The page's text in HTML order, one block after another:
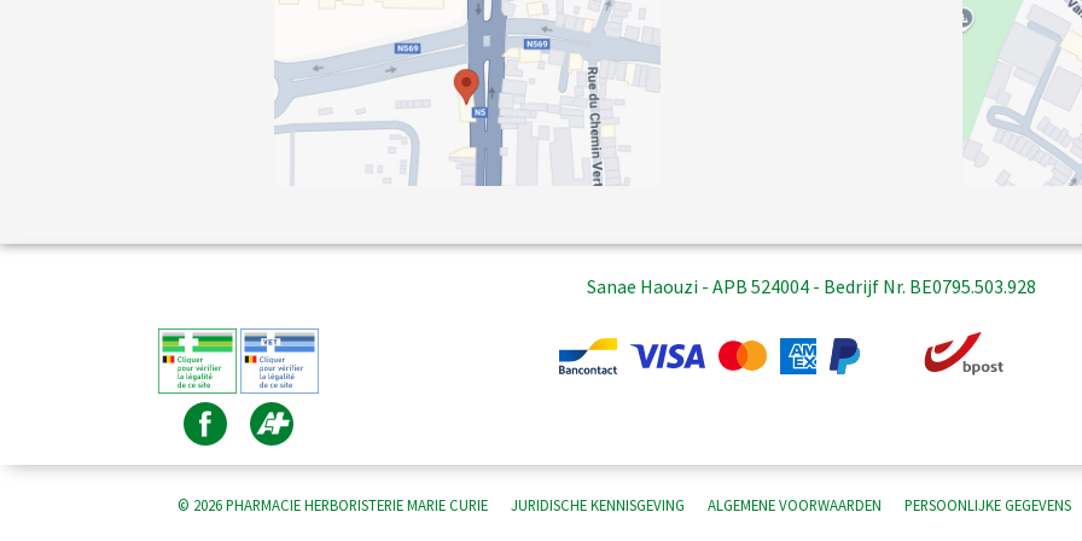
Sanae Haouzi - APB 524004 - Bedrijf Nr. BE0795.503.928
© 2026 PHARMACIE HERBORISTERIE MARIE CURIE JURIDISCHE KENNISGEVING ALGEMENE VOORWAARDEN PERSOONLIJKE GEGEVENS